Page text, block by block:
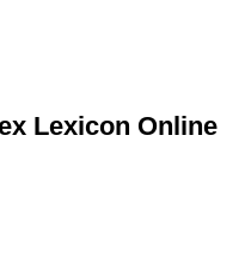
Lexicon Online